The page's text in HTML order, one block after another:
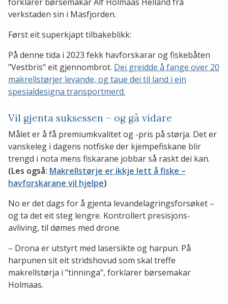
verkstaden sin i Masfjorden.
Først eit superkjapt tilbakeblikk:
På denne tida i 2023 fekk havforskarar og fiskebåten
"Vestbris" eit gjennombrot. Dei greidde å fange over 20
makrellstørjer levande, og taue dei til land i ein
spesialdesigna transportmerd.
Vil gjenta suksessen – og gå vidare
Målet er å få premiumkvalitet og -pris på størja. Det er
vanskeleg i dagens notfiske der kjempefiskane blir
trengd i nota mens fiskarane jobbar så raskt dei kan.
(Les også: Makrellstørje er ikkje lett å fiske –
havforskarane vil hjelpe)
No er det dags for å gjenta levandelagringsforsøket –
og ta det eit steg lengre. Kontrollert presisjons-
avliving, til dømes med drone.
– Drona er utstyrt med lasersikte og harpun. På
harpunen sit eit stridshovud som skal treffe
makrellstørja i "tinninga", forklarer børsemakar
Holmaas.